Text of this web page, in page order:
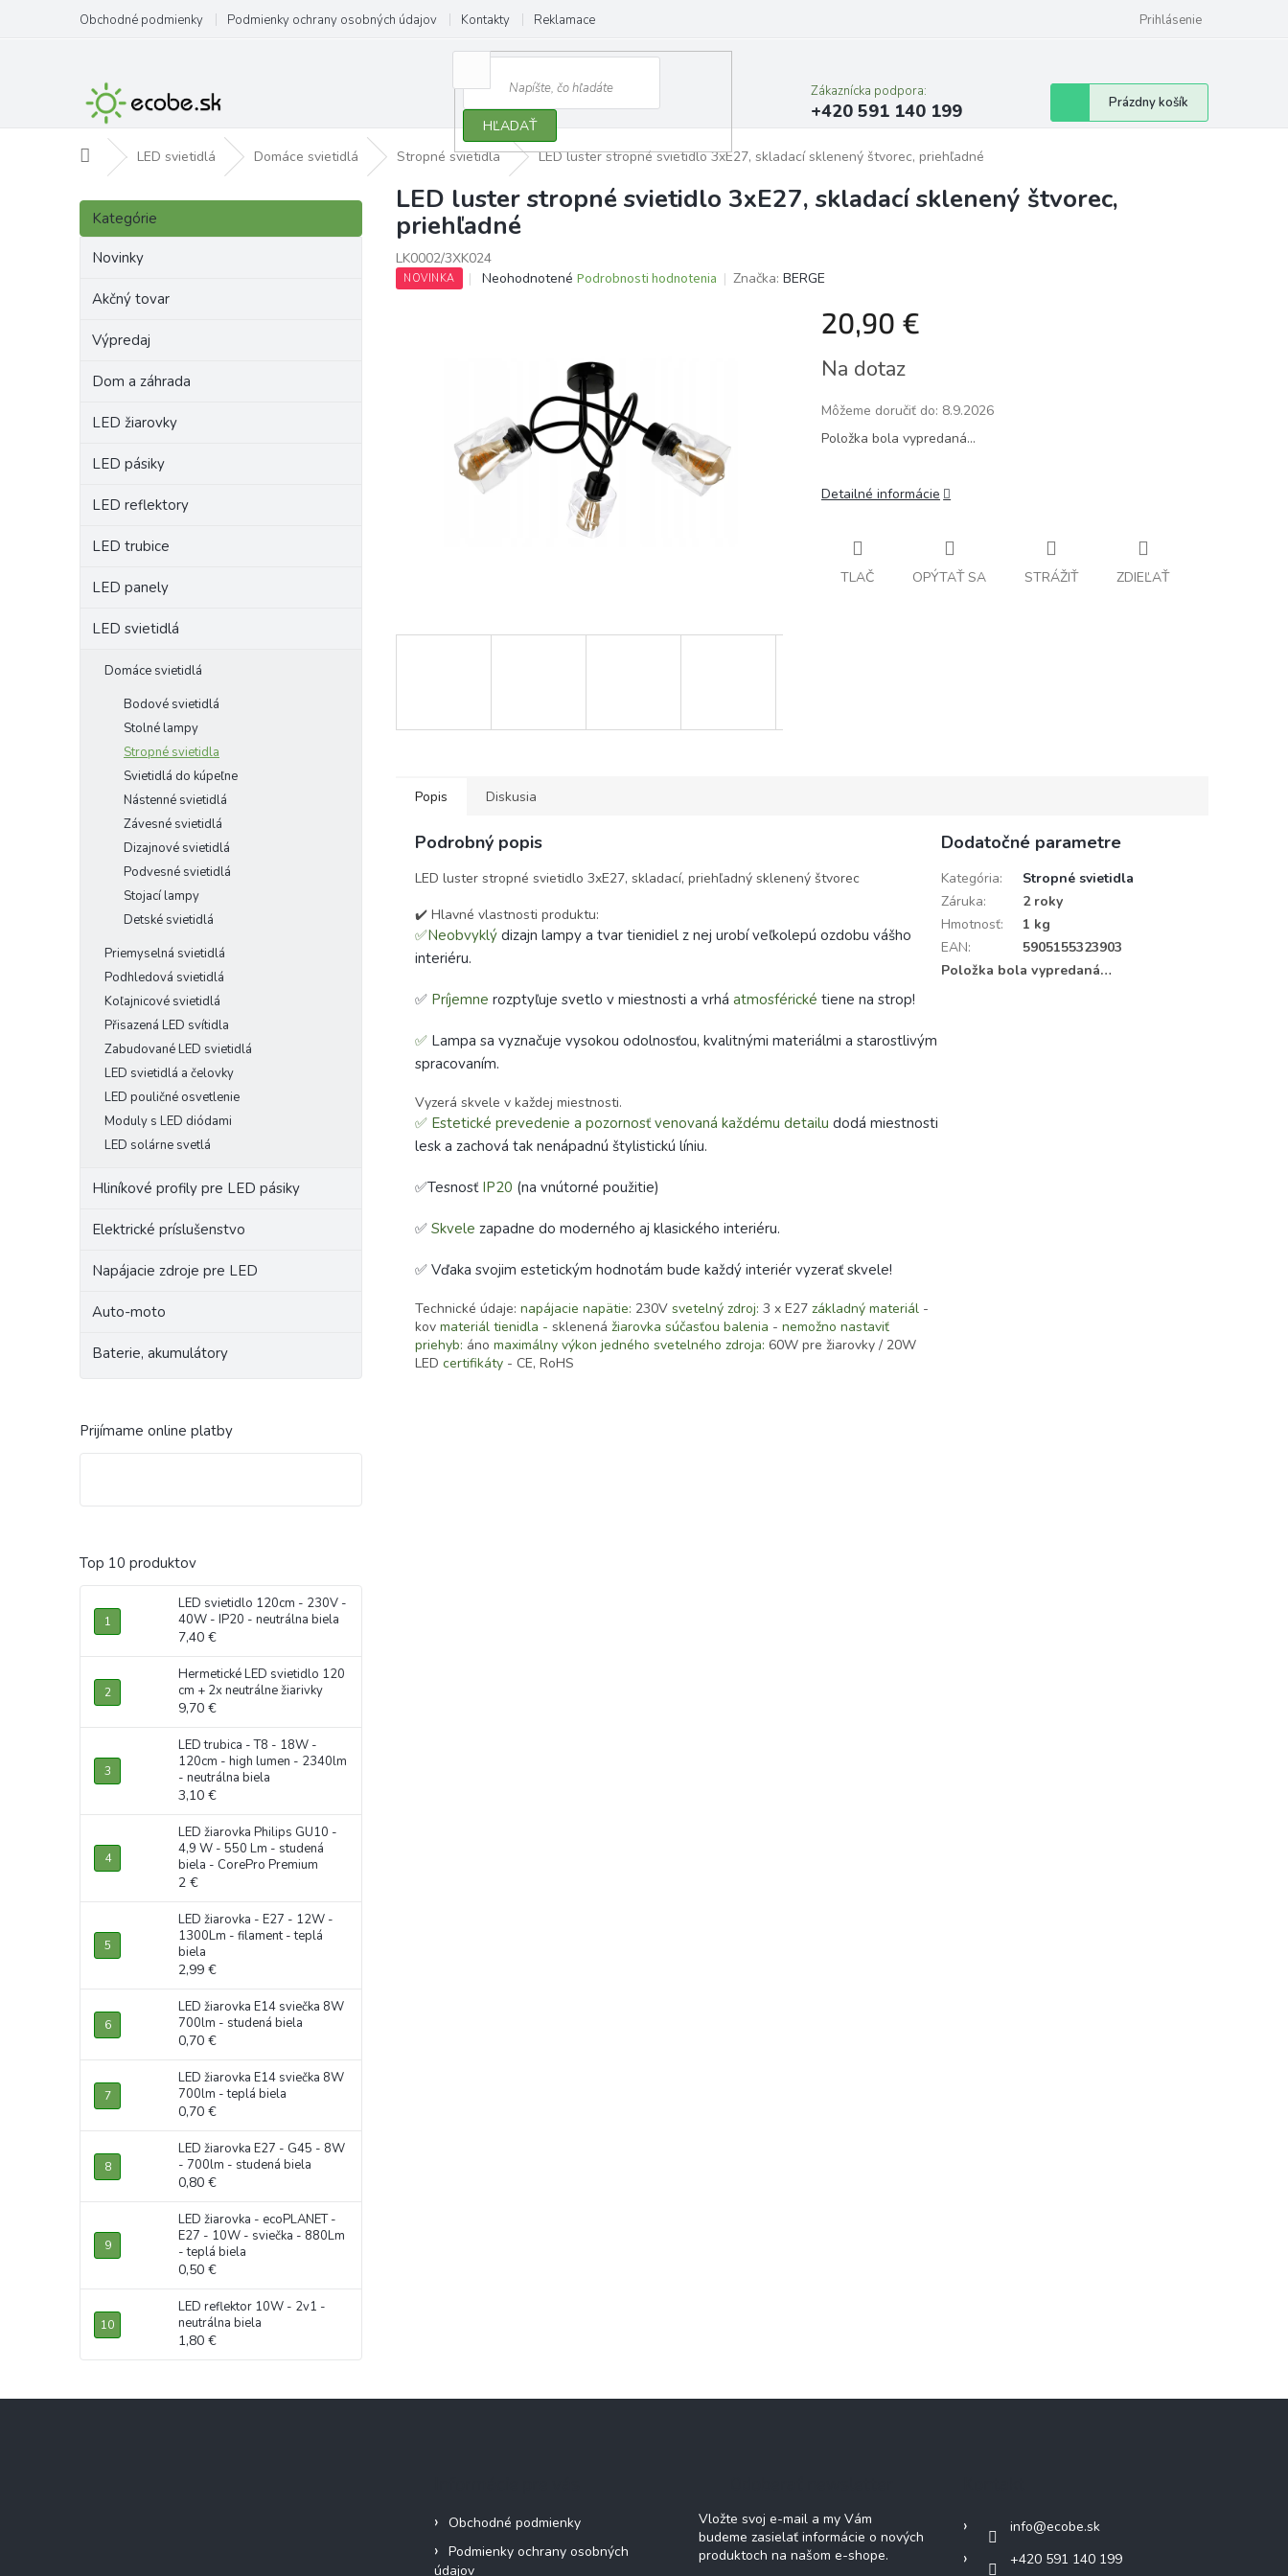
obsah
Obchodné podmienky Podmienky ochrany osobných údajov Kontakty Reklamace Prihlásenie
HĽADAŤ
Zákaznícka podpora:
+420 591 140 199
Nákupný
košík
Prázdny košík
DomovLED svietidlá Domáce svietidlá Stropné svietidla LED luster stropné svietidlo 3xE27, skladací sklenený štvorec, priehľadné
B
č
Preskočiť
kategórie
Kategórie
Novinky
Akčný tovar
Výpredaj
Dom a záhrada
LED žiarovky
LED pásiky
LED reflektory
LED trubice
LED panely
LED svietidlá
Domáce svietidlá
Bodové svietidlá
Stolné lampy
Stropné svietidla
Svietidlá do kúpeľne
Nástenné svietidlá
Závesné svietidlá
Dizajnové svietidlá
Podvesné svietidlá
Stojací lampy
Detské svietidlá
Priemyselná svietidlá
Podhledová svietidlá
Koľajnicové svietidlá
Přisazená LED svítidla
Zabudované LED svietidlá
LED svietidlá a čelovky
LED pouličné osvetlenie
Moduly s LED diódami
LED solárne svetlá
Hliníkové profily pre LED pásiky
Elektrické príslušenstvo
Napájacie zdroje pre LED
Auto-moto
Baterie, akumulátory
Prijímame online platby
Top 10 produktov
LED svietidlo 120cm - 230V -
40W - IP20 - neutrálna biela
7,40 €
Hermetické LED svietidlo 120
cm + 2x neutrálne žiarivky
9,70 €
LED trubica - T8 - 18W -
120cm - high lumen - 2340lm
- neutrálna biela
3,10 €
LED žiarovka Philips GU10 -
4,9 W - 550 Lm - studená
biela - CorePro Premium
2 €
LED žiarovka - E27 - 12W -
1300Lm - filament - teplá
biela
2,99 €
LED žiarovka E14 sviečka 8W
700lm - studená biela
0,70 €
LED žiarovka E14 sviečka 8W
700lm - teplá biela
0,70 €
LED žiarovka E27 - G45 - 8W
- 700lm - studená biela
0,80 €
LED žiarovka - ecoPLANET -
E27 - 10W - sviečka - 880Lm
- teplá biela
0,50 €
LED reflektor 10W - 2v1 -
neutrálna biela
1,80 €
LED luster stropné svietidlo 3xE27, skladací sklenený štvorec,
priehľadné
LK0002/3XK024
NOVINKA
Priemerné
hviezdičiek.
Neohodnotené Podrobnosti hodnotenia Značka: BERGE
20,90 €
cena:
Na dotaz
Môžeme doručiť do: 8.9.2026
Položka bola vypredaná…
Detailné informácie
TLAČ OPÝTAŤ SA STRÁŽIŤ ZDIEĽAŤ
Popis Diskusia
Podrobný popis
LED luster stropné svietidlo 3xE27, skladací, priehľadný sklenený štvorec
✔️ Hlavné vlastnosti produktu:
✅Neobvyklý dizajn lampy a tvar tienidiel z nej urobí veľkolepú ozdobu vášho
interiéru.
✅ Príjemne rozptyľuje svetlo v miestnosti a vrhá atmosférické tiene na strop!
✅ Lampa sa vyznačuje vysokou odolnosťou, kvalitnými materiálmi a starostlivým
spracovaním.
Vyzerá skvele v každej miestnosti.
✅ Estetické prevedenie a pozornosť venovaná každému detailu dodá miestnosti
lesk a zachová tak nenápadnú štylistickú líniu.
✅Tesnosť IP20 (na vnútorné použitie)
✅ Skvele zapadne do moderného aj klasického interiéru.
✅ Vďaka svojim estetickým hodnotám bude každý interiér vyzerať skvele!
Technické údaje: napájacie napätie: 230V svetelný zdroj: 3 x E27 základný materiál -
kov materiál tienidla - sklenená žiarovka súčasťou balenia - nemožno nastaviť
priehyb: áno maximálny výkon jedného svetelného zdroja: 60W pre žiarovky / 20W
LED certifikáty - CE, RoHS
Dodatočné parametre
Kategória:
Stropné svietidla
Záruka:
2 roky
Hmotnosť:
1 kg
EAN:
5905155323903
Položka bola vypredaná…
Obchodné podmienky
Podmienky ochrany osobných
údajov
Vložte svoj e-mail a my Vám
budeme zasielať informácie o nových
produktoch na našom e-shope.
info@ecobe.sk
+420 591 140 199